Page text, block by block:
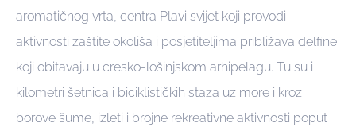
aromatičnog vrta, centra Plavi svijet koji provodi
aktivnosti zaštite okoliša i posjetiteljima približava delfine
koji obitavaju u cresko-lošinjskom arhipelagu. Tu su i
kilometri šetnica i biciklističkih staza uz more i kroz
borove šume, izleti i brojne rekreativne aktivnosti poput